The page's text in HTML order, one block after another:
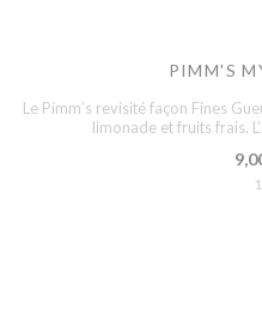
PIMM'S
Le Pimm’s revisité façon Fines
limonade et fruits frais.